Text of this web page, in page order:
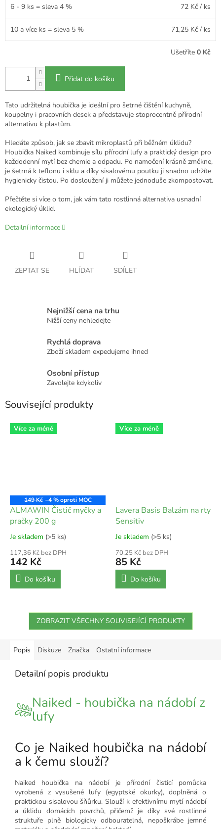
6 - 9 ks = sleva 4 % 72 Kč / ks
10 a více ks = sleva 5 % 71,25 Kč / ks
Ušetříte 0 Kč
Přidat do košíku
Tato udržitelná houbička je ideální pro šetrné čištění kuchyně,
koupelny i pracovních desek a představuje stoprocentně přírodní
alternativu k plastům.
Hledáte způsob, jak se zbavit mikroplastů při běžném úklidu?
Houbička Naiked kombinuje sílu přírodní lufy a praktický design pro
každodenní mytí bez chemie a odpadu. Po namočení krásně změkne,
je šetrná k teflonu i sklu a díky sisalovému poutku ji snadno udržíte
hygienicky čistou. Po dosloužení ji můžete jednoduše zkompostovat.
Přečtěte si více o tom, jak vám tato rostlinná alternativa usnadní
ekologický úklid.
Detailní informace
ZEPTAT SE HLÍDAT SDÍLET
Nejnižší cena na trhu
Nižší ceny nehledejte
Rychlá doprava
Zboží skladem expedujeme ihned
Osobní přístup
Zavolejte kdykoliv
Související produkty
Více za méně
149 Kč –4 %
ALMAWIN Čistič myčky a
pračky 200 g
Je skladem (>5 ks)
117,36 Kč bez DPH
142 Kč
Do košíku
Více za méně
Lavera Basis Balzám na rty
Sensitiv
Je skladem (>5 ks)
70,25 Kč bez DPH
85 Kč
Do košíku
ZOBRAZIT VŠECHNY SOUVISEJÍCÍ PRODUKTY
Popis Diskuze Značka Ostatní informace
Detailní popis produktu
Naiked - houbička na nádobí z
lufy
Co je Naiked houbička na nádobí
a k čemu slouží?
Naiked houbička na nádobí je přírodní čisticí pomůcka
vyrobená z vysušené lufy (egyptské okurky), doplněná o
praktickou sisalovou šňůrku. Slouží k efektivnímu mytí nádobí
a úklidu domácích povrchů, přičemž je díky své rostlinné
struktuře plně biologicky odbouratelná, nepoškrábe jemné